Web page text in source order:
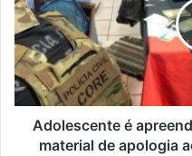
e
pais
são
presos
com
material
apologia
Adolescente é
material de apologia